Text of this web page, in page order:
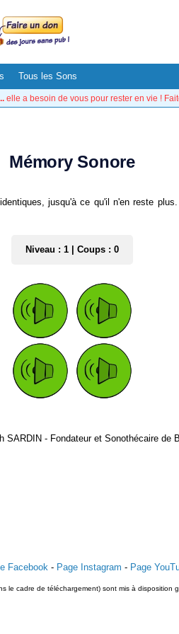
Tous les Sons
elle a besoin de vous pour rester en vie !
Mémory Sonore
jusqu'à ce qu'il n'en reste
Niveau : 1 | Coups : 0
SARDIN - Fondateur et Sonothécaire de
Facebook- Page Instagram - Page
le cadre de téléchargement) sont mis à disposition